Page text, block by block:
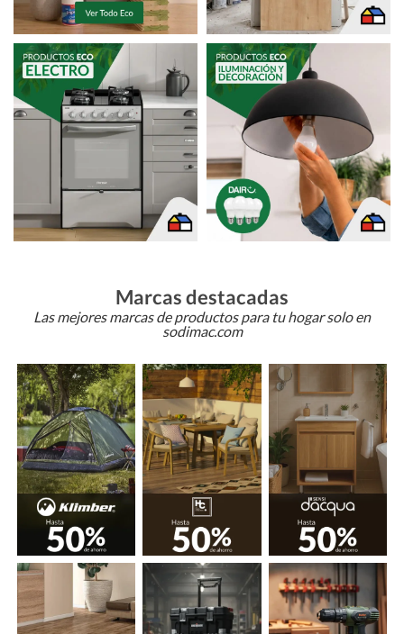
Marcas destacadas
Las mejores marcas de productos para tu hogar solo en
sodimac.com